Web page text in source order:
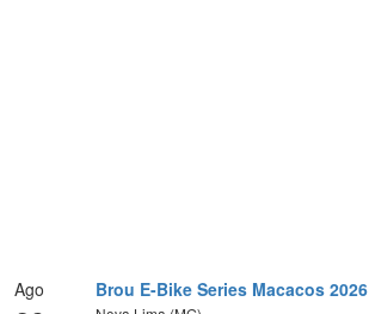
Ago Brou E-Bike Series Macacos 2026